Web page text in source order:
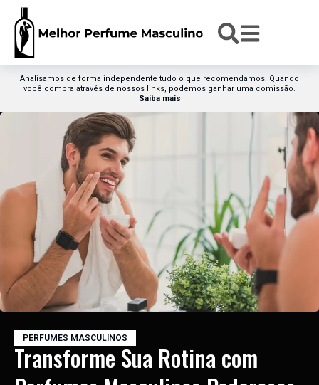
Analisamos de forma independente tudo o que recomendamos. Quando
você compra através de nossos links, podemos ganhar uma comissão.
Saiba mais
PERFUMES MASCULINOS
Transforme Sua Rotina com